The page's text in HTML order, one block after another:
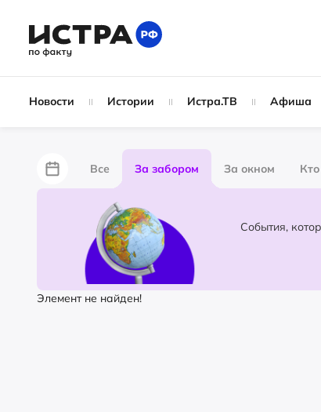
Новости Истории Истра.ТВ Афиша
Все За забором За окном
Лайфхаки
Народные новости
Элемент не найден!